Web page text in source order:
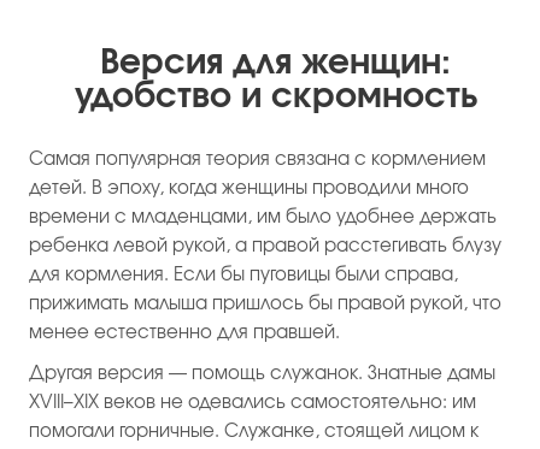
Версия для женщин:
удобство и скромность
Самая популярная теория связана с кормлением
детей. В эпоху, когда женщины проводили много
времени с младенцами, им было удобнее держать
ребенка левой рукой, а правой расстегивать блузу
для кормления. Если бы пуговицы были справа,
прижимать малыша пришлось бы правой рукой, что
менее естественно для правшей.
Другая версия — помощь служанок. Знатные дамы
XVIII–XIX веков не одевались самостоятельно: им
помогали горничные. Служанке, стоящей лицом к